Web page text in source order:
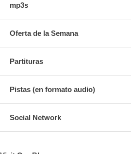
mp3s
Oferta de la Semana
Partituras
Pistas (en formato audio)
Social Network